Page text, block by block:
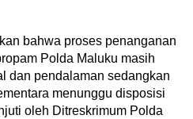
bahwa proses penanganan
Polda Maluku masih
dan pendalaman sedangkan
menunggu disposisi
oleh Ditreskrimum Polda